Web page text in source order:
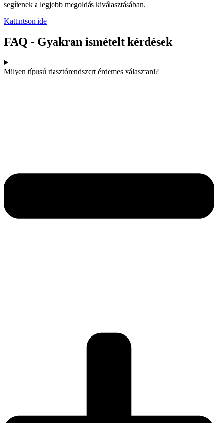
segítenek a legjobb megoldás kiválasztásában.
Kattintson ide
FAQ - Gyakran ismételt kérdések
Milyen típusú riasztórendszert érdemes választani?